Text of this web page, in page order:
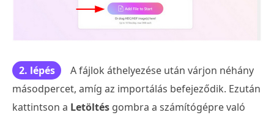
2. lépés
A fájlok áthelyezése után várjon néhány
másodpercet, amíg az importálás befejeződik. Ezután
kattintson a Letöltés gombra a számítógépre való